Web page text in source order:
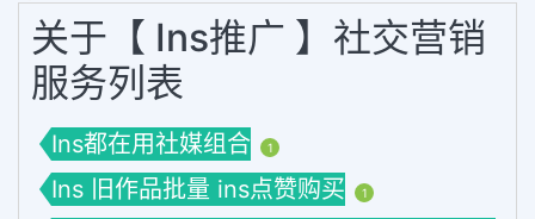
关于【 Ins推广 】社交营销
服务列表
Ins都在用社媒组合 1
Ins 旧作品批量 ins点赞购买 1